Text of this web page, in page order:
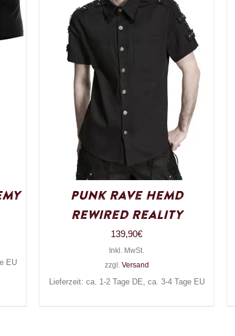
EU
Punk Rave Hemd
Rewired Reality
139,90€
Inkl. MwSt.
zzgl. Versand
Lieferzeit: ca. 1-2 Tage DE, ca. 3-4 Tage EU